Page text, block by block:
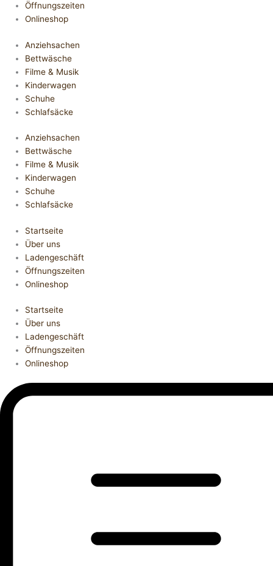
Öffnungszeiten
Onlineshop
Anziehsachen
Bettwäsche
Filme & Musik
Kinderwagen
Schuhe
Schlafsäcke
Anziehsachen
Bettwäsche
Filme & Musik
Kinderwagen
Schuhe
Schlafsäcke
Startseite
Über uns
Ladengeschäft
Öffnungszeiten
Onlineshop
Startseite
Über uns
Ladengeschäft
Öffnungszeiten
Onlineshop